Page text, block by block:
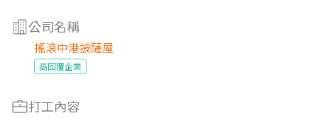
公司名稱
搖滾中港披薩屋
高回覆企業
打工內容